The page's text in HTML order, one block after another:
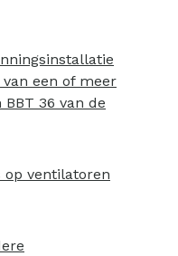
een of meer
36 van de
op ventilatoren